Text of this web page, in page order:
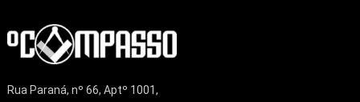
Rua Paraná, nº 66, Aptº 1001,